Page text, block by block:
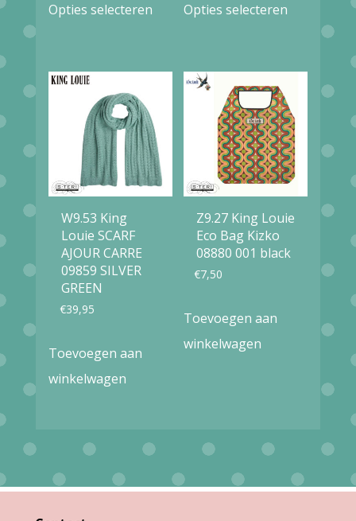
Opties selecteren
product
meerdere
Deze
optie
kan
gekozen
Opties selecteren
product
meerdere
variaties.
Deze
optie
kan
gekozen
worden
op
W9.53 King
Louie SCARF
AJOUR CARRE
09859 SILVER
GREEN
€39,95
Toevoegen aan
winkelwagen
Z9.27 King Louie
Eco Bag Kizko
08880 001 black
€7,50
Toevoegen aan
winkelwagen